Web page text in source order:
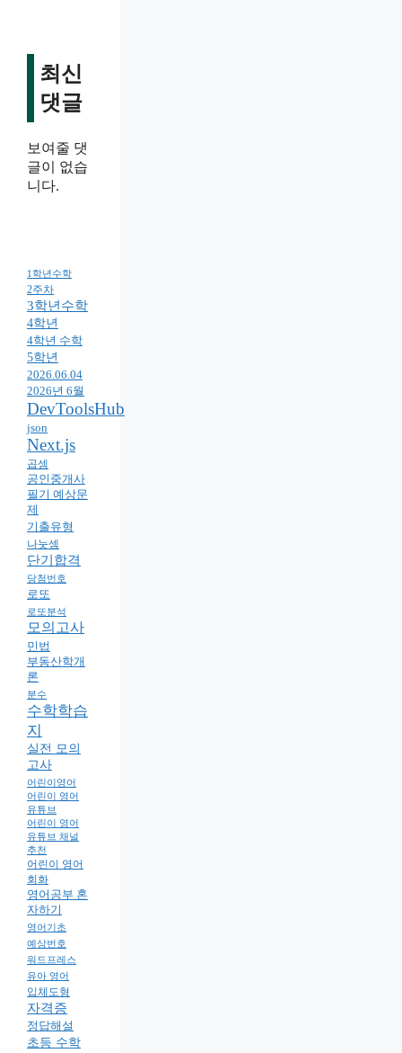
최신
댓글
보여줄 댓
글이 없습
니다.
1학년수학
2주차
3학년수학
4학년
4학년 수학
5학년
2026.06.04
2026년 6월
DevToolsHub
json
Next.js
곱셈
공인중개사
필기 예상문
제
기출유형
나눗셈
단기합격
당첨번호
로또
로또분석
모의고사
민법
부동산학개
론
분수
수학학습
지
실전 모의
고사
어린이영어
어린이 영어
유튜브
어린이 영어
유튜브 채널
추천
어린이 영어
회화
영어공부 혼
자하기
영어기초
예상번호
워드프레스
유아 영어
입체도형
자격증
정답해설
초등 수학